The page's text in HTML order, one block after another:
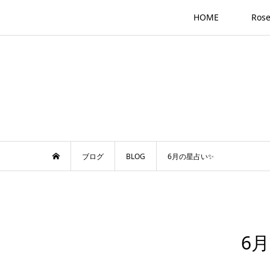
HOME
ブログ BLOG 6月の星占い✨
6